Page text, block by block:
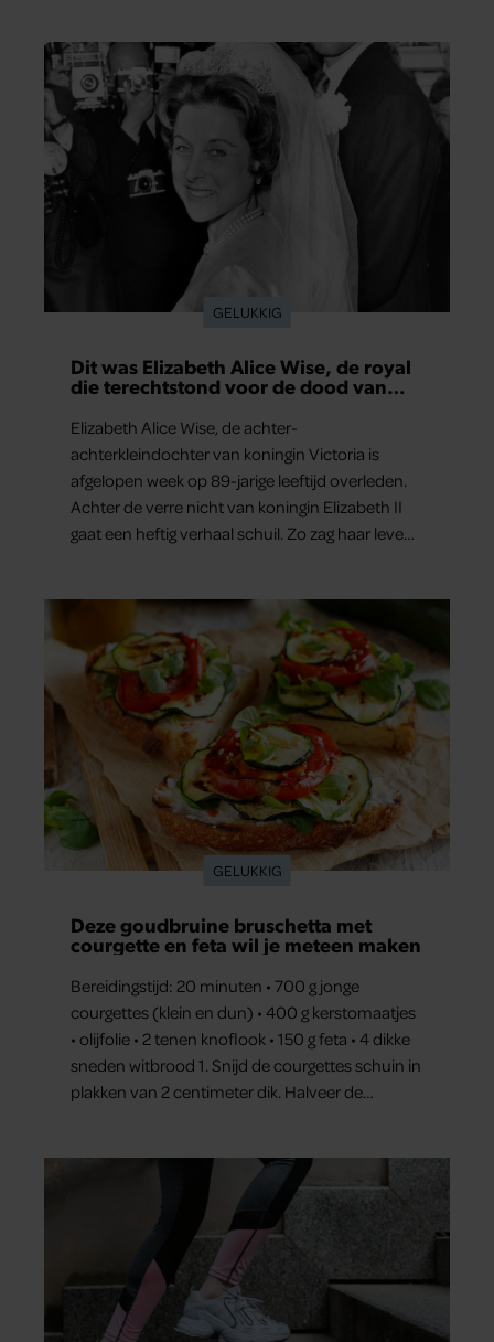
dag het meest bezighouden.
GELUKKIG
Dit was Elizabeth Alice Wise, de royal
die terechtstond voor de dood van
Elizabeth Alice Wise, de achter-
achterkleindochter van koningin Victoria is
afgelopen week op 89-jarige leeftijd overleden.
Achter de verre nicht van koningin Elizabeth II
gaat een heftig verhaal schuil. Zo zag haar leven
GELUKKIG
Deze goudbruine bruschetta met
courgette en feta wil je meteen maken
Bereidingstijd: 20 minuten • 700 g jonge
courgettes (klein en dun) • 400 g kerstomaatjes
• olijfolie • 2 tenen knoflook • 150 g feta • 4 dikke
sneden witbrood 1. Snijd de courgettes schuin in
plakken van 2 centimeter dik. Halveer de